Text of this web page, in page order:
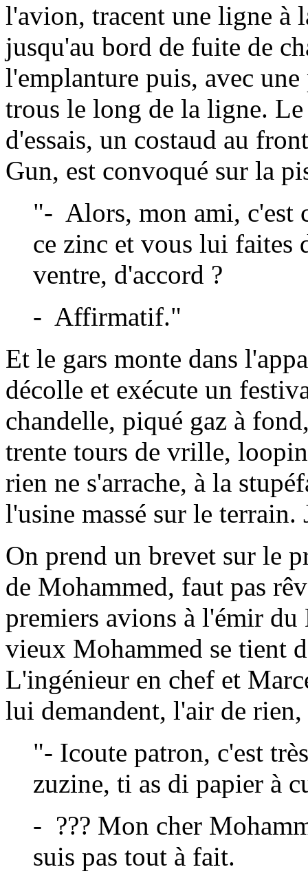
l'avion, tracent une ligne à
jusqu'au bord de fuite de
l'emplanture puis, avec
trous le long de la ligne.
d'essais, un costaud au
Gun, est convoqué sur la
"- Alors, mon ami, c'est
ce zinc et vous lui faites
ventre, d'accord ?
- Affirmatif."
Et le gars monte dans
décolle et exécute un
chandelle, piqué gaz à
trente tours de vrille,
rien ne s'arrache, à la
l'usine massé sur le
On prend un brevet sur le
de Mohammed, faut pas
premiers avions à l'émir
vieux Mohammed se tient
L'ingénieur en chef et
lui demandent, l'air de
"- Icoute patron, c'est
zuzine, ti as di papier à
- ??? Mon cher
suis pas tout à fait.